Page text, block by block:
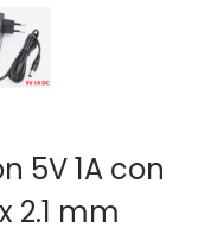
5V 1A con
2.1 mm